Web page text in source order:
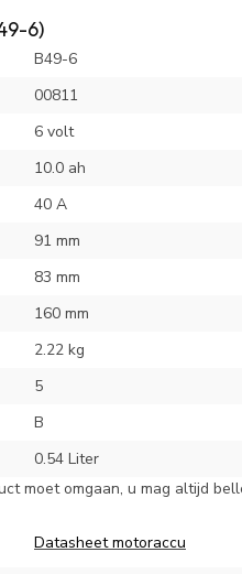
6)
B49-6
00811
6 volt
10.0 ah
40 A
91 mm
83 mm
160 mm
2.22 kg
5
B
0.54 Liter
moet omgaan, u mag altijd
Datasheet motoraccu